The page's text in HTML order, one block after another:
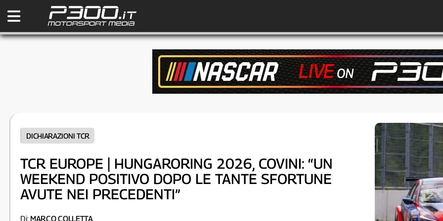
DICHIARAZIONI TCR
TCR EUROPE | HUNGARORING 2026, COVINI: “UN
WEEKEND POSITIVO DOPO LE TANTE SFORTUNE
AVUTE NEI PRECEDENTI”
Di: MARCO COLLETTA